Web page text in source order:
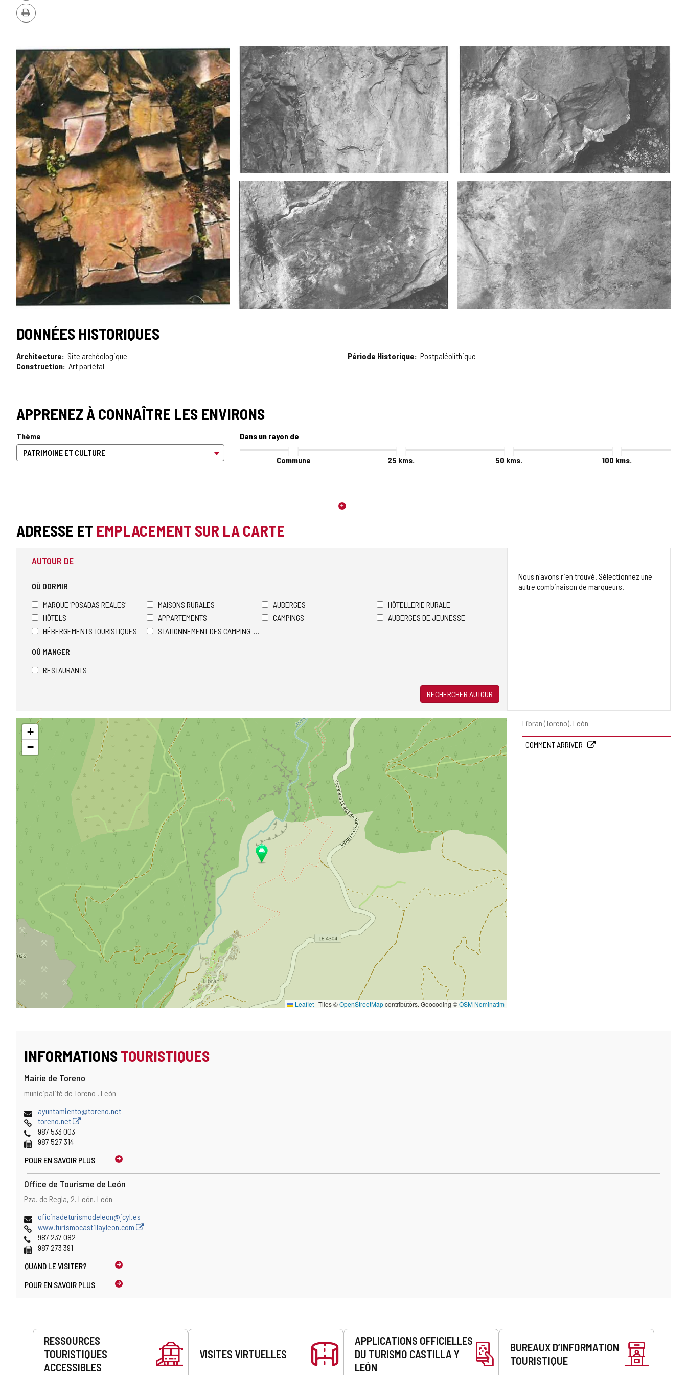
PDF
Imprimer
GALERIE
DES
IMAGES
DONNÉES HISTORIQUES
Architecture
Site archéologique
Construction Art pariétal
Période Historique Postpaléolithique
APPRENEZ À CONNAÎTRE LES ENVIRONS
Thème Dans un rayon de
Commune 25 kms. 50 kms. 100 kms.
ADRESSE ET EMPLACEMENT SUR LA CARTE
Adresse
Libran (Toreno). León
COMMENT ARRIVER
AUTOUR DE
OÙ DORMIR
MARQUE 'POSADAS REALES'
MAISONS RURALES AUBERGES
HÔTELLERIE RURALE
HÔTELS
APPARTEMENTS CAMPINGS
AUBERGES DE JEUNESSE
HÉBERGEMENTS TOURISTIQUES
STATIONNEMENT DES CAMPING-CARS
OÙ MANGER
RESTAURANTS
RECHERCHER AUTOUR
Nous n'avons rien trouvé. Sélectionnez une
autre combinaison de marqueurs.
Sauter
carte
+
−
Leaflet | Tiles ©OpenStreetMapcontributors. Geocoding ©OSM Nominatim
INFORMATIONSTOURISTIQUES
Mairie de Toreno
Adresse
Adresse
municipalité de Toreno . León
Adresse
de
courrier
électronique
ayuntamiento@toreno.net
Page
Web
toreno.net
Téléphones
987 533 003
Fax 987 527 314
POUR EN SAVOIR PLUS
Office de Tourisme de León
Adresse
Adresse
Pza. de Regla, 2. León. León
Adresse
de
courrier
électronique
oficinadeturismodeleon@jcyl.es
Page
Web
www.turismocastillayleon.com
Téléphones
987 237 082
Fax 987 273 391
QUAND LEVISITER?
POUR EN SAVOIR PLUS
Prestations
RESSOURCES
TOURISTIQUES
ACCESSIBLES
VISITES VIRTUELLES
APPLICATIONS OFFICIELLES
DU TURISMO CASTILLA Y
LEÓN
BUREAUX D’INFORMATION
TOURISTIQUE